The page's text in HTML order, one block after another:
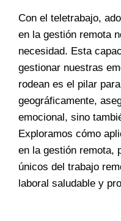
Con el teletrabajo,
en la gestión remota
necesidad. Esta
gestionar nuestras
rodean es el pilar
geográficamente,
emocional, sino
Exploramos cómo
en la gestión remota,
únicos del trabajo
laboral saludable y